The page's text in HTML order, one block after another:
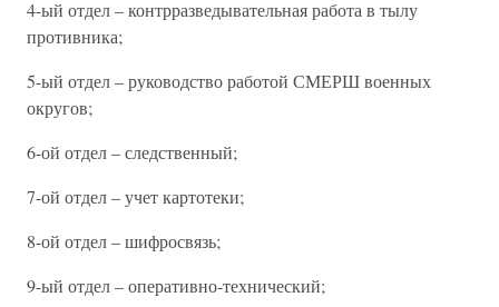
4-ый отдел – контрразведывательная работа в тылу
противника;
5-ый отдел – руководство работой СМЕРШ военных
округов;
6-ой отдел – следственный;
7-ой отдел – учет картотеки;
8-ой отдел – шифросвязь;
9-ый отдел – оперативно-технический;